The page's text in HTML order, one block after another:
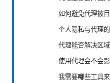
如何避免代理被
个人隐私与代理
代理能否解决区域
使用代理会不会
我需要哪些工具